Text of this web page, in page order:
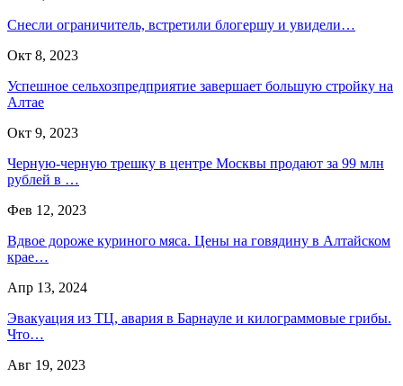
Снесли ограничитель, встретили блогершу и увидели…
Окт 8, 2023
Успешное сельхозпредприятие завершает большую стройку на
Алтае
Окт 9, 2023
Черную-черную трешку в центре Москвы продают за 99 млн
рублей в …
Фев 12, 2023
Вдвое дороже куриного мяса. Цены на говядину в Алтайском
крае…
Апр 13, 2024
Эвакуация из ТЦ, авария в Барнауле и килограммовые грибы.
Что…
Авг 19, 2023